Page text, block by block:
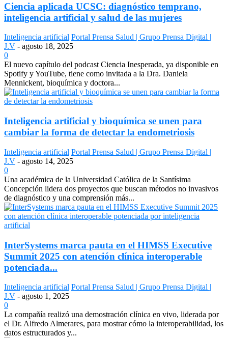
Ciencia aplicada UCSC: diagnóstico temprano,
inteligencia artificial y salud de las mujeres
Inteligencia artificial Portal Prensa Salud | Grupo Prensa Digital |
J.V - agosto 18, 2025
0
El nuevo capítulo del podcast Ciencia Inesperada, ya disponible en
Spotify y YouTube, tiene como invitada a la Dra. Daniela
Mennickent, bioquímica y doctora...
Inteligencia artificial y bioquímica se unen para
cambiar la forma de detectar la endometriosis
Inteligencia artificial Portal Prensa Salud | Grupo Prensa Digital |
J.V - agosto 14, 2025
0
Una académica de la Universidad Católica de la Santísima
Concepción lidera dos proyectos que buscan métodos no invasivos
de diagnóstico y una comprensión más...
InterSystems marca pauta en el HIMSS Executive
Summit 2025 con atención clínica interoperable
potenciada...
Inteligencia artificial Portal Prensa Salud | Grupo Prensa Digital |
J.V - agosto 1, 2025
0
La compañía realizó una demostración clínica en vivo, liderada por
el Dr. Alfredo Almerares, para mostrar cómo la interoperabilidad, los
datos estructurados y...